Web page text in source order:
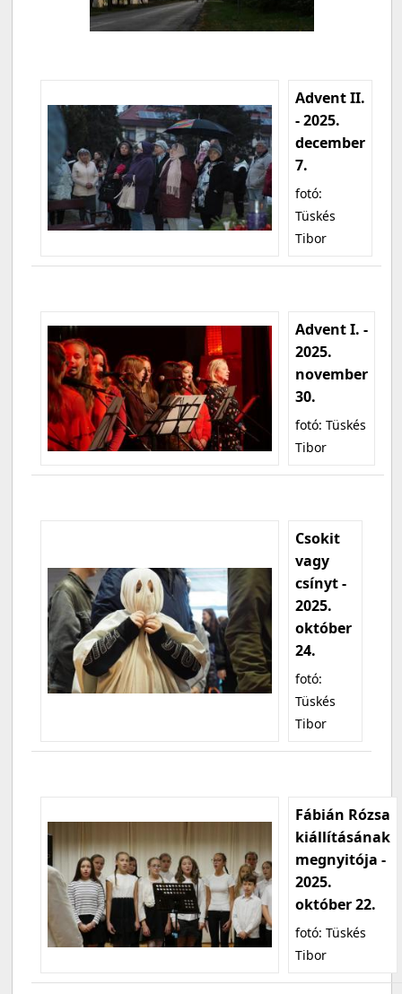
Advent II.
- 2025.
december
7.
fotó:
Tüskés
Tibor
Advent I. -
2025.
november
30.
fotó: Tüskés
Tibor
Csokit
vagy
csínyt -
2025.
október
24.
fotó:
Tüskés
Tibor
Fábián Rózsa
kiállításának
megnyitója -
2025.
október 22.
fotó: Tüskés
Tibor